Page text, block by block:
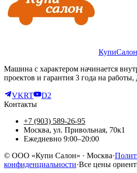
КупиСалон
Машина с характером начинается
проектов и гарантия 3 года на
VKRT
D2
Контакты
+7 (903) 589-26-95
Москва, ул. Привольная, 70к1
Ежедневно 9:00–20:00
© ООО «Купи Салон» · Москва·
конфиденциальности·Все цены